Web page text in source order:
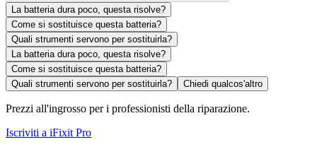
La batteria dura poco, questa risolve?
Come si sostituisce questa batteria?
Quali strumenti servono per sostituirla?
La batteria dura poco, questa risolve?
Come si sostituisce questa batteria?
Quali strumenti servono per sostituirla?
Chiedi qualcos'altro
Prezzi all'ingrosso per i professionisti della riparazione.
Iscriviti a iFixit Pro